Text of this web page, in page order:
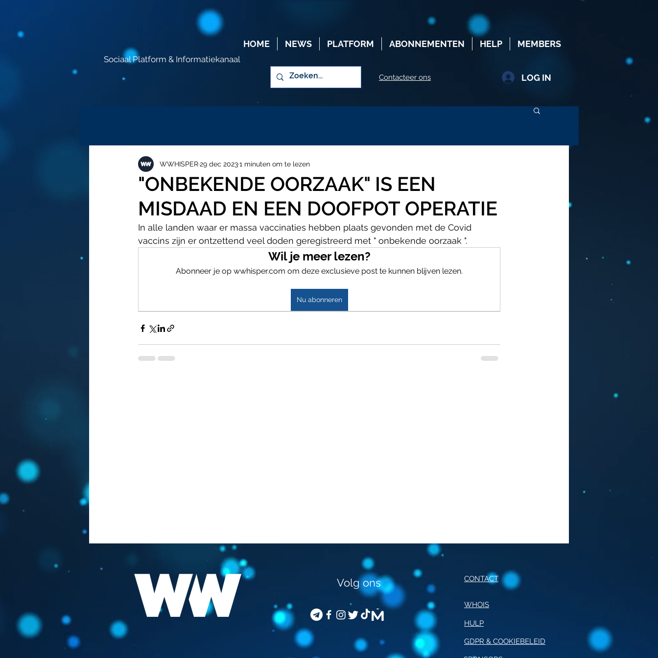
HOME NEWS PLATFORM ABONNEMENTEN HELP MEMBERS
Sociaal Platform & Informatiekanaal
Contacteer ons LOG IN
"ONBEKENDE OORZAAK" IS EEN
MISDAAD EN EEN DOOFPOT OPERATIE
WWHISPER29 dec 20231 minuten om te lezen
In alle landen waar er massa vaccinaties hebben plaats gevonden met de Covid
vaccins zijn er ontzettend veel doden geregistreerd met " onbekende oorzaak ".
Wil je meer lezen?
Abonneer je op wwhisper.com om deze exclusieve post te kunnen blijven lezen.
Nu abonneren
FAUCI " DE BESTE
VACCINATIE IS BESMET
STEVEN VAN GUCHT -
VACCINATIE VAN
KINDEREN
GEDRAGSCODE
JOURNALISTIEK
Volg ons CONTACT
WHOIS
HULP
GDPR & COOKIEBELEID